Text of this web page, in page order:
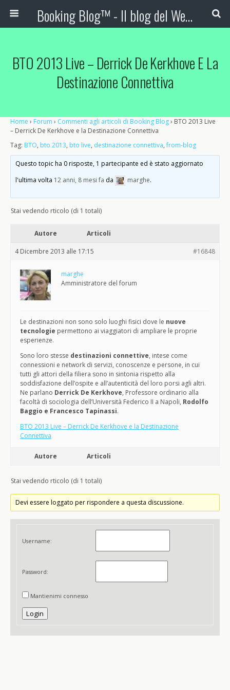
Booking Blog™ - Il blog del Web Marketing Turistico
BTO 2013 Live – Derrick De Kerkhove E La
Destinazione Connettiva
Home › Forum › Commenti agli articoli di Booking Blog› BTO 2013 Live
– Derrick De Kerkhove e la Destinazione Connettiva
Tag: BTO, bto 2013, bto live, destinazione connettiva,from-blog
Questo topic ha 0 risposte, 1 partecipante ed è stato aggiornato
l'ultima volta 12 anni, 8 mesi fa da marghe.
Stai vedendo rticolo (di 1 totali)
Autore Articoli
4 Dicembre 2013 alle 17:15 #16848
marghe
Amministratore del forum
Le destinazioni non sono solo luoghi fisici dove le nuove
tecnologie permettono ai viaggiatori di ampliare le proprie
esperienze.
Sono loro stesse destinazioni connettive, intese come
connessioni e network di servizi, conoscenze e persone, in cui
tutti gli attori della filiera sono in sintonia rispetto alla
soddisfazione dell’ospite e all’autenticità del loro porsi agli altri.
Ne parlano Derrick De Kerkhove, Professore ordinario alla
facoltà di sociologia dell’Università Federico II a Napoli, Rodolfo
Baggio e Francesco Tapinassi.
BTO 2013 Live – Derrick De Kerkhove e la Destinazione
Connettiva
Autore Articoli
Stai vedendo rticolo (di 1 totali)
Devi essere loggato per rispondere a questa discussione.
Username:
Password:
Mantienimi connesso
Login